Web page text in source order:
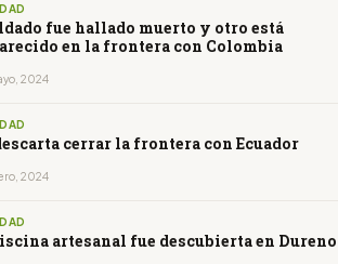
fue hallado muerto y otro está
en la frontera con Colombia
2024
cerrar la frontera con Ecuador
2024
artesanal fue descubierta en Dureno